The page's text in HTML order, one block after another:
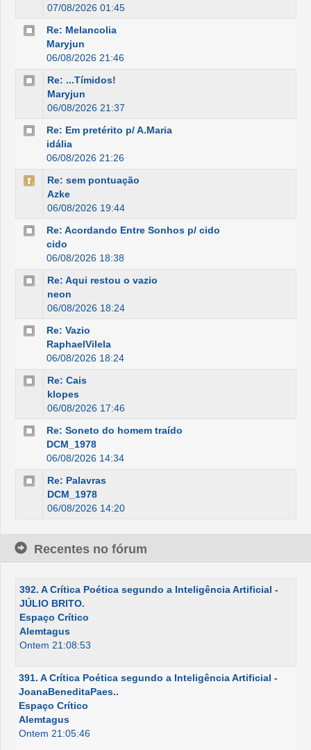
07/08/2026 01:45
Re: Melancolia
Maryjun
06/08/2026 21:46
Re: ...Tímidos!
Maryjun
06/08/2026 21:37
Re: Em pretérito p/ A.Maria
idália
06/08/2026 21:26
Re: sem pontuação
Azke
06/08/2026 19:44
Re: Acordando Entre Sonhos p/ cido
cido
06/08/2026 18:38
Re: Aqui restou o vazio
neon
06/08/2026 18:24
Re: Vazio
RaphaelVilela
06/08/2026 18:24
Re: Cais
klopes
06/08/2026 17:46
Re: Soneto do homem traído
DCM_1978
06/08/2026 14:34
Re: Palavras
DCM_1978
06/08/2026 14:20
Recentes no fórum
392. A Crítica Poética segundo a Inteligência Artificial -
JÚLIO BRITO.
Espaço Crítico
Alemtagus
Ontem 21:08:53
391. A Crítica Poética segundo a Inteligência Artificial -
JoanaBeneditaPaes..
Espaço Crítico
Alemtagus
Ontem 21:05:46